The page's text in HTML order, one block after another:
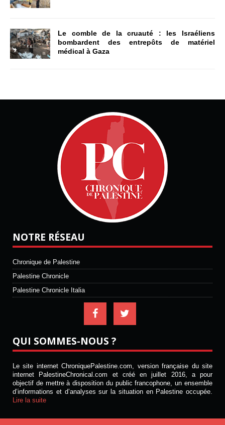
Le comble de la cruauté : les Israéliens
bombardent des entrepôts de matériel
médical à Gaza
NOTRE RÉSEAU
Chronique de Palestine
Palestine Chronicle
Palestine Chronicle Italia
QUI SOMMES-NOUS ?
Le site internet ChroniquePalestine.com, version française du site
internet PalestineChronical.com et créé en juillet 2016, a pour
objectif de mettre à disposition du public francophone, un ensemble
d’informations et d’analyses sur la situation en Palestine occupée.
Lire la suite